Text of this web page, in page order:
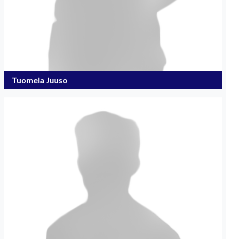
Tuomela Juuso